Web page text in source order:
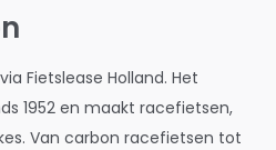
Fietslease Holland. Het
1952 en maakt racefietsen,
Van carbon racefietsen tot